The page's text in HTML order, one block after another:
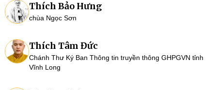
Thích Bảo Hưng
chùa Ngọc Sơn
Thích Tâm Đức
Chánh Thư Ký Ban Thông tin truyền thông GHPGVN tỉnh
Vĩnh Long